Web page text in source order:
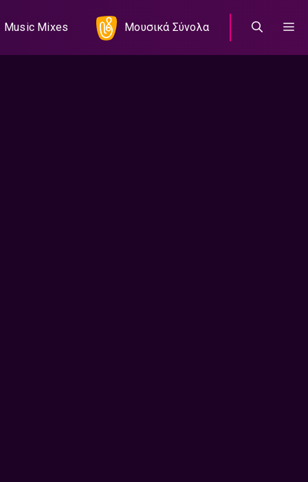
Music Mixes Μουσικά Σύνολα